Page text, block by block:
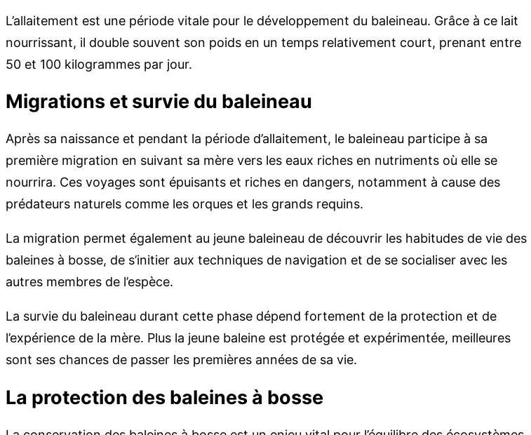
L’allaitement est une période vitale pour le développement du baleineau. Grâce à ce lait
nourrissant, il double souvent son poids en un temps relativement court, prenant entre
50 et 100 kilogrammes par jour.
Migrations et survie du baleineau
Après sa naissance et pendant la période d’allaitement, le baleineau participe à sa
première migration en suivant sa mère vers les eaux riches en nutriments où elle se
nourrira. Ces voyages sont épuisants et riches en dangers, notamment à cause des
prédateurs naturels comme les orques et les grands requins.
La migration permet également au jeune baleineau de découvrir les habitudes de vie des
baleines à bosse, de s’initier aux techniques de navigation et de se socialiser avec les
autres membres de l’espèce.
La survie du baleineau durant cette phase dépend fortement de la protection et de
l’expérience de la mère. Plus la jeune baleine est protégée et expérimentée, meilleures
sont ses chances de passer les premières années de sa vie.
La protection des baleines à bosse